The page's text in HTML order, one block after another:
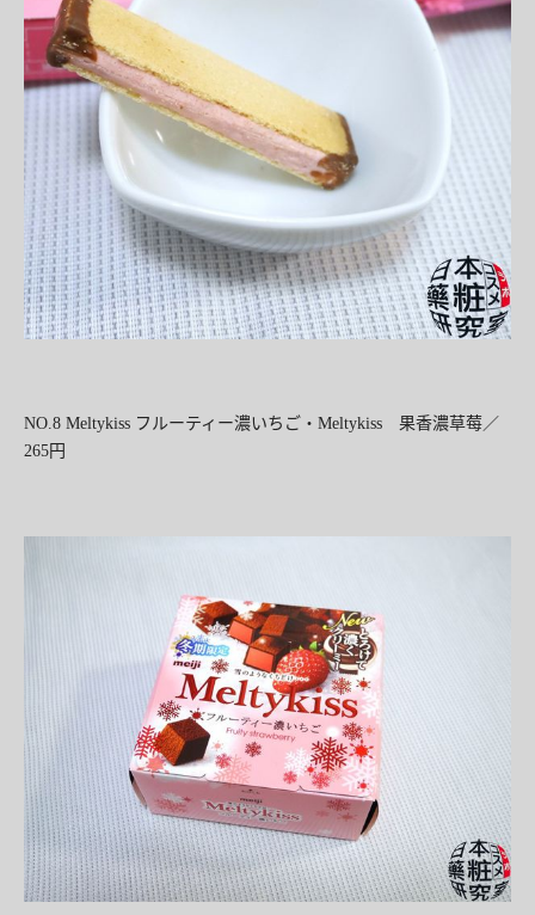
NO.8 Meltykiss フルーティー濃いちご・ Meltykiss
果香濃草莓／
265円